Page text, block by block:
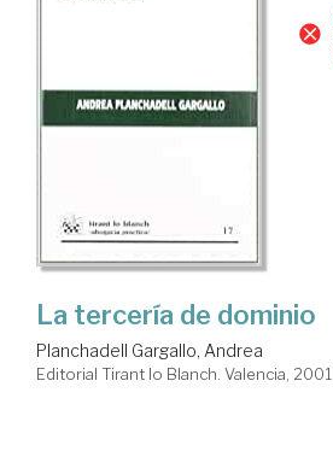
La tercería de dominio
Planchadell Gargallo, Andrea
Editorial Tirant lo Blanch. Valencia, 2001